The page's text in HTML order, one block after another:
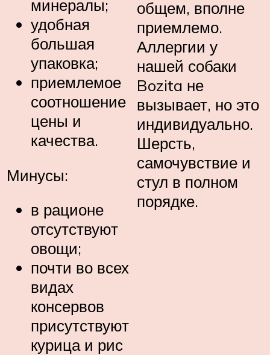
минералы;
удобная
большая
упаковка;
приемлемое
соотношение
цены и
качества.
Минусы:
в рационе
отсутствуют
овощи;
почти во всех
видах
консервов
присутствуют
курица и рис
общем, вполне
приемлемо.
Аллергии у
нашей собаки
Bozita не
вызывает, но это
индивидуально.
Шерсть,
самочувствие и
стул в полном
порядке.